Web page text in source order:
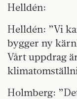
Helldén:
Helldén: ”Vi
bygger ny
Vårt uppdrag
Holmberg: